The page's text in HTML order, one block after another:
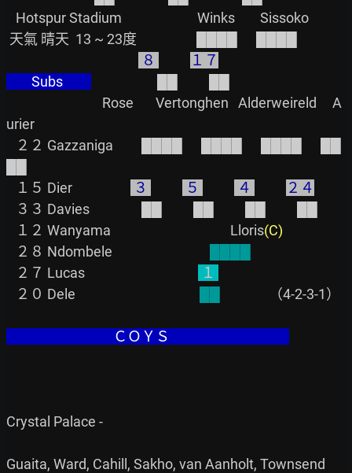
８
１７
        Subs
urier
   １５ Dier
３ ５ ４
２４
   １２ Wanyama                 　　            Lloris
(C)
   ２８ Ndombele
   ２７ Lucas
１
   ２０ Dele
（4-2-3-1）
                                  ＣＯＹＳ
Crystal Palace -
Guaita, Ward, Cahill, Sakho, van Aanholt, Townsend